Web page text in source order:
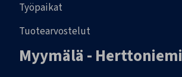
Työpaikat
Tuotearvostelut
Myymälä - Herttoniemi